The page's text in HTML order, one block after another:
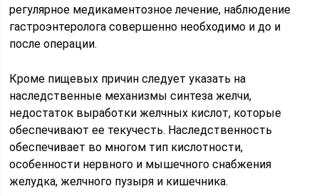
регулярное медикаментозное лечение, наблюдение
гастроэнтеролога совершенно необходимо и до и
после операции.
Кроме пищевых причин следует указать на
наследственные механизмы синтеза желчи,
недостаток выработки желчных кислот, которые
обеспечивают ее текучесть. Наследственность
обеспечивает во многом тип кислотности,
особенности нервного и мышечного снабжения
желудка, желчного пузыря и кишечника.